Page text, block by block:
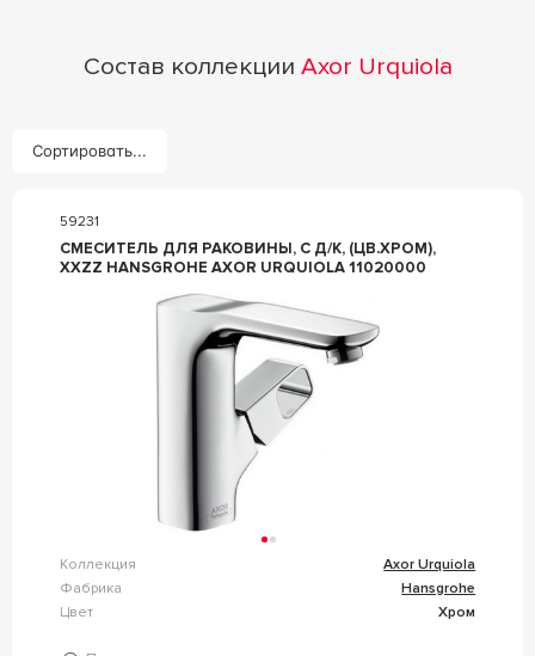
Состав коллекции Axor Urquiola
Сортировать...
59231
СМЕСИТЕЛЬ ДЛЯ РАКОВИНЫ, С Д/К, (ЦВ.ХРОМ),
XXZZ HANSGROHE AXOR URQUIOLA 11020000
Коллекция
Axor Urquiola
Фабрика
Hansgrohe
Цвет
Хром